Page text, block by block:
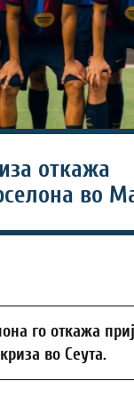
откажа
во
го откажа
во Сеута.